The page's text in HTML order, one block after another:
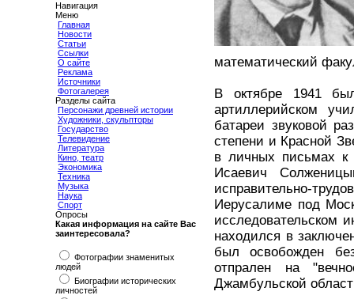
Навигация
Меню
Главная
Новости
Статьи
Ссылки
О сайте
Реклама
Источники
Фотогалерея
Разделы сайта
Персонажи древней истории
Художники, скульпторы
Государство
Телевидение
Литература
Кино, театр
Экономика
Техника
Музыка
Наука
Спорт
Опросы
Какая информация на сайте Вас
заинтересовала?
Фотографии знаменитых
людей
Биографии исторических
личностей
математический
В октябре 1941
артиллерийском
батареи звуковой
степени и Красной
в личных письмах к
Исаевич
исправительно-
Иерусалиме под
исследовательском
находился в
был освобожден
отпрален на
Джамбульской